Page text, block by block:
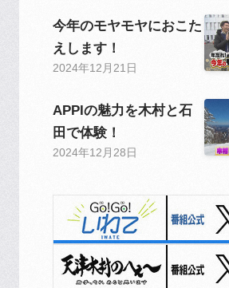
今年のモヤモヤにおこた
えします！
2024年12月21日
APPIの魅力を木村と石
田で体験！
2024年12月28日